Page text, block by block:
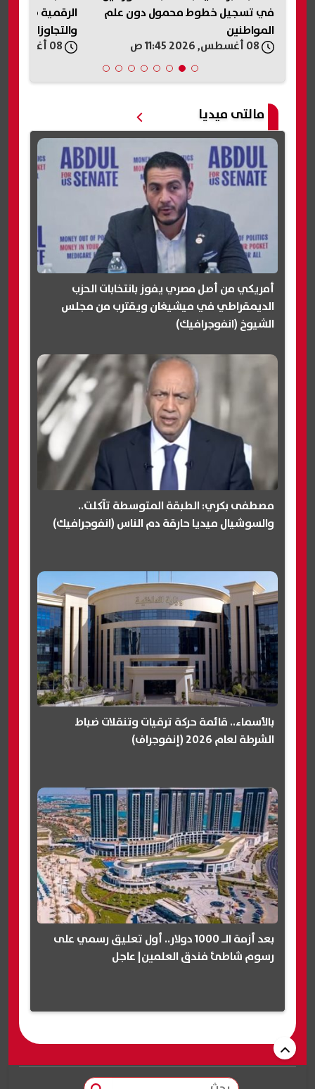
في تسجيل خطوط محمول دون علم
المواطنين
الرقمية ضرورة
والتجاوزات
مالتى ميديا
أمريكي من أصل مصري يفوز بانتخابات الحزب
الديمقراطي في ميشيغان ويقترب من مجلس
الشيوخ (انفوجرافيك)
مصطفى بكري: الطبقة المتوسطة تآكلت..
والسوشيال ميديا حارقة دم الناس (انفوجرافيك)
بالأسماء.. قائمة حركة ترقيات وتنقلات ضباط
الشرطة لعام 2026 (إنفوجراف)
بعد أزمة الـ 1000 دولار.. أول تعليق رسمي على
رسوم شاطئ فندق العلمين| عاجل